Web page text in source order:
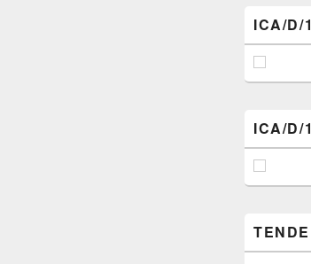
ICA/D/
ICA/D/